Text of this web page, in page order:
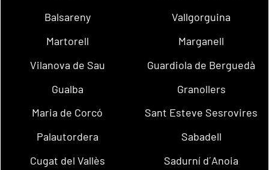
Balsareny
Vallgorguina
Martorell
Marganell
Vilanova de Sau
Guardiola de Berguedà
Gualba
Granollers
Maria de Corcó
Sant Esteve Sesrovires
Palautordera
Sabadell
Cugat del Vallès
Sadurní d´Anoia